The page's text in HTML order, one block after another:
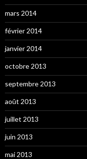
mars 2014
février 2014
janvier 2014
octobre 2013
septembre 2013
août 2013
juillet 2013
juin 2013
mai 2013